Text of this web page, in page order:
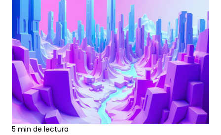
cienciadedatos
9 AGO., 2026
5 min de lectura